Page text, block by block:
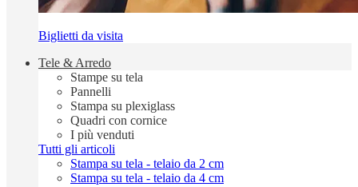
Biglietti da visita
Tele & Arredo
Stampe su tela
Pannelli
Stampa su plexiglass
Quadri con cornice
I più venduti
Tutti gli articoli
Stampa su tela - telaio da 2 cm
Stampa su tela - telaio da 4 cm